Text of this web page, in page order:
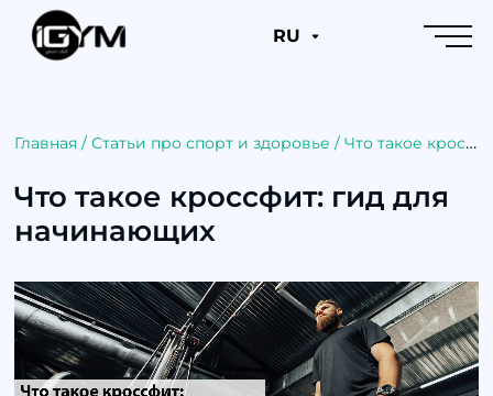
RU
Главная /Статьи про спорт и здоровье /Что такое кроссфит: гид для начинающих
Что такое кроссфит: гид для
начинающих